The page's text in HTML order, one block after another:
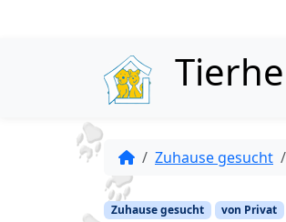
Zuhause gesucht
Zuhause gesucht von Privat